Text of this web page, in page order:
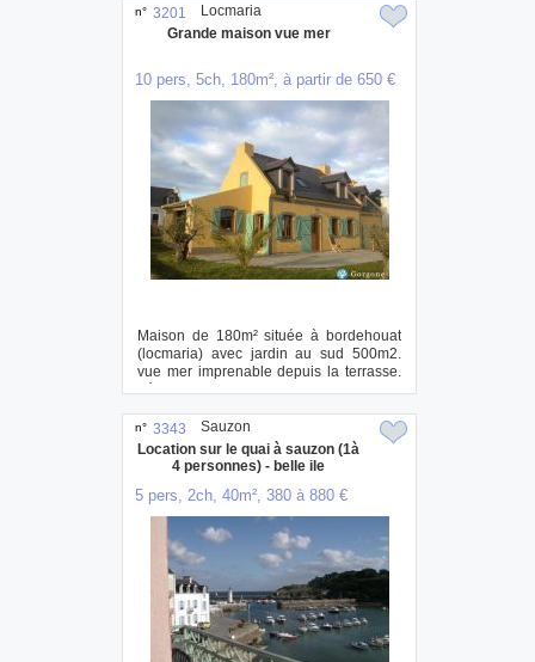
n° 3201
Grande maison vue mer
10 pers, 5ch, 180m², à partir de 650 €
Maison de 180m² située à bordehouat
(locmaria) avec jardin au sud 500m2.
vue mer imprenable depuis la terrasse.
déco...
Locmaria
n° 3343
Location sur le quai à sauzon (1à
4 personnes) - belle ile
5 pers, 2ch, 40m², 380 à 880 €
Sauzon